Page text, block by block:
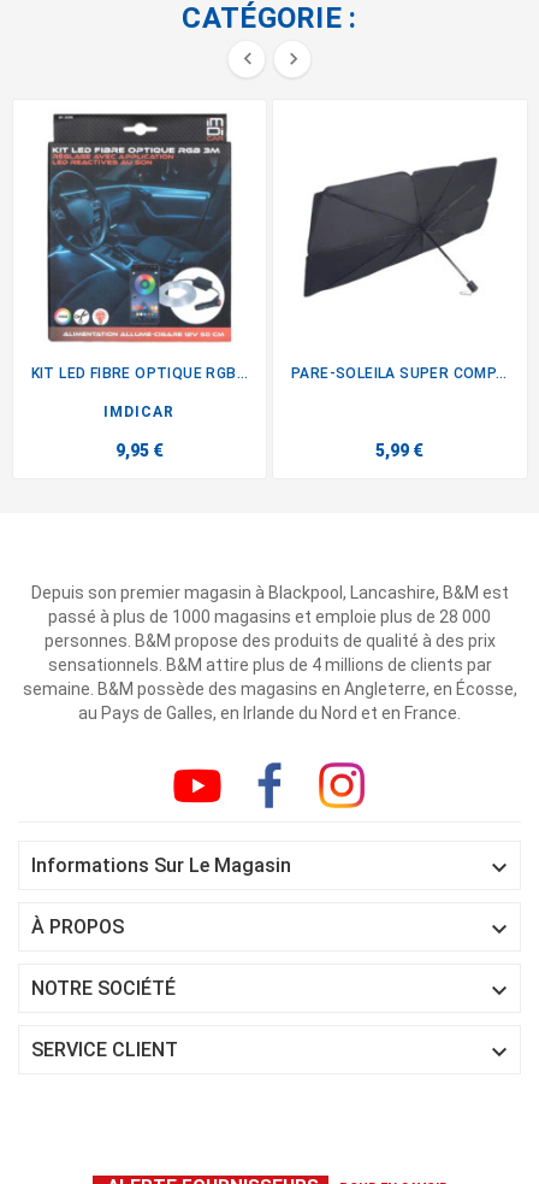
CATÉGORIE :
 
KIT LED FIBRE OPTIQUE RGB 3M
IMDICAR
9,95 €
PARE-SOLEILA SUPER COMPACTM
5,99 €
Depuis son premier magasin à Blackpool, Lancashire, B&M est
passé à plus de 1000 magasins et emploie plus de 28 000
personnes. B&M propose des produits de qualité à des prix
sensationnels. B&M attire plus de 4 millions de clients par
semaine. B&M possède des magasins en Angleterre, en Écosse,
au Pays de Galles, en Irlande du Nord et en France.
Informations Sur Le Magasin 
À PROPOS 
NOTRE SOCIÉTÉ 
SERVICE CLIENT 